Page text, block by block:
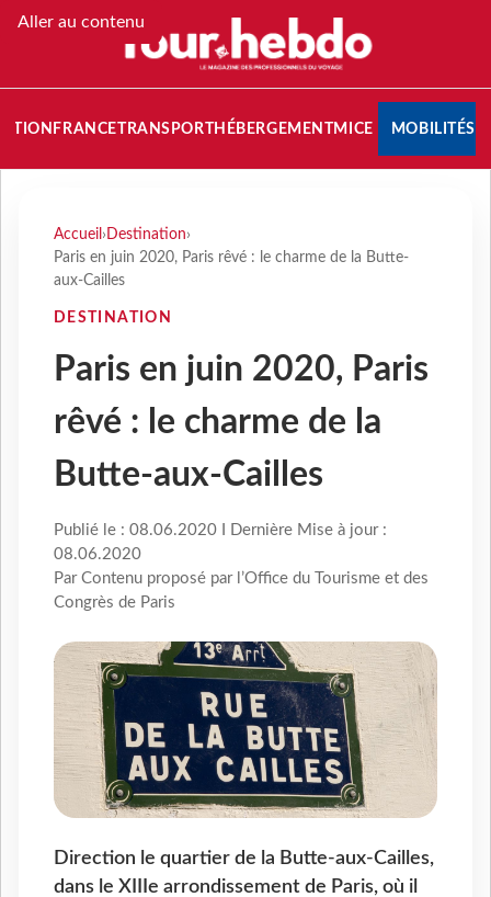
Aller au contenu
FRANCETRANSPORT HÉBERGEMENTMICE MOBILITÉS
Accueil › Destination›
Paris en juin 2020, Paris rêvé : le charme de la Butte-
aux-Cailles
DESTINATION
Paris en juin 2020, Paris
rêvé : le charme de la
Butte-aux-Cailles
Publié le : 08.06.2020 I Dernière Mise à jour :
08.06.2020
Par Contenu proposé par l’Office du Tourisme et des
Congrès de Paris
Direction le quartier de la Butte-aux-Cailles,
dans le XIIIe arrondissement de Paris, où il